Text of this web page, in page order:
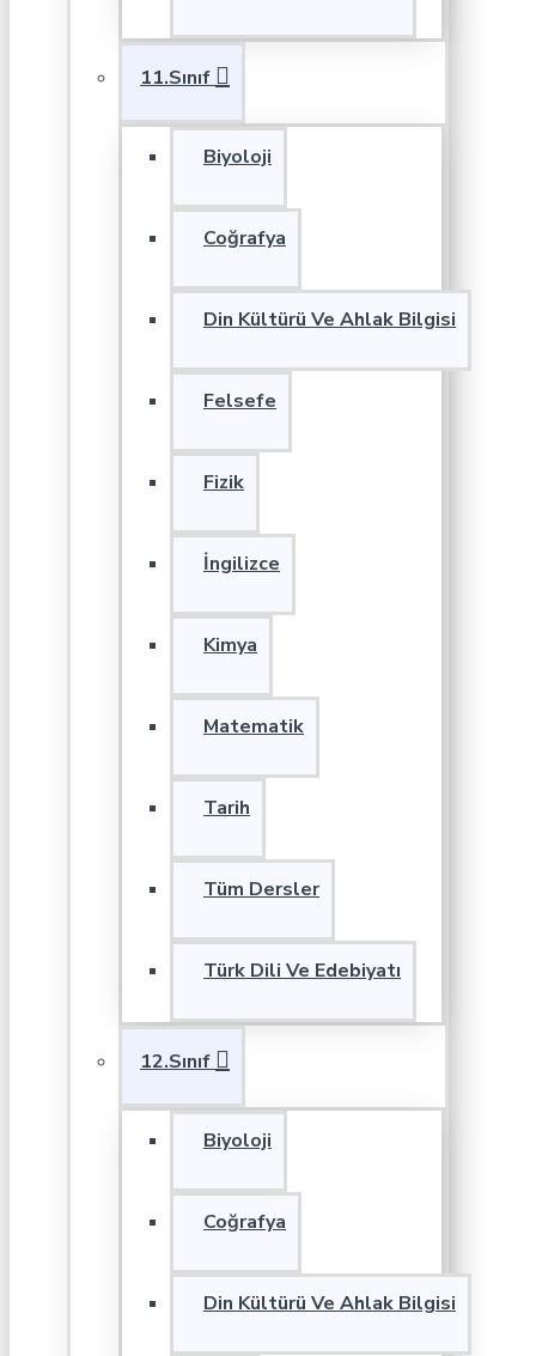
11.Sınıf
Biyoloji
Coğrafya
Din Kültürü Ve Ahlak Bilgisi
Felsefe
Fizik
İngilizce
Kimya
Matematik
Tarih
Tüm Dersler
Türk Dili Ve Edebiyatı
12.Sınıf
Biyoloji
Coğrafya
Din Kültürü Ve Ahlak Bilgisi